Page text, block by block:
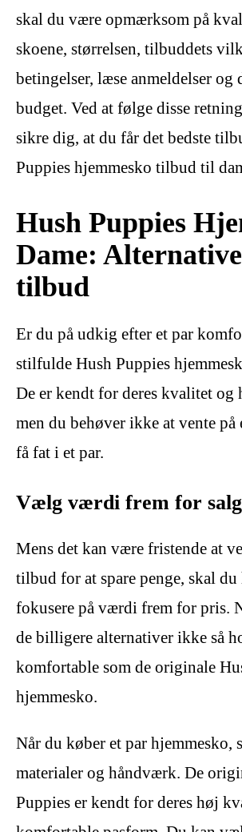
skal du være opmærksom på
skoene, størrelsen, tilbuddets
betingelser, læse anmeldelser og
budget. Ved at følge disse
sikre dig, at du får det bedste
Puppies hjemmesko tilbud til
Hush Puppies
Dame:
tilbud
Er du på udkig efter et par
stilfulde Hush Puppies
De er kendt for deres kvalitet og
men du behøver ikke at vente
få fat i et par.
Vælg værdi frem for salg
Mens det kan være fristende at
tilbud for at spare penge, skal du
fokusere på værdi frem for pris.
de billigere alternativer ikke så
komfortable som de originale
hjemmesko.
Når du køber et par hjemmesko,
materialer og håndværk. De
Puppies er kendt for deres høj